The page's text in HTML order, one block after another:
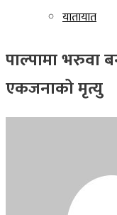
यातायात
पाल्पामा भरुवा
एकजनाको मृत्यु